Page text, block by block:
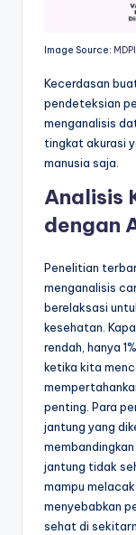
Image Source: MDPI
Kecerdasan
pendeteksian
menganalisis
tingkat akurasi
manusia saja.
Analisis
dengan
Penelitian
menganalisis
berelaksasi
kesehatan.
rendah, hanya
ketika kita
penting. Para
jantung yang
jantung tidak
mampu
menyebabkan
sehat di